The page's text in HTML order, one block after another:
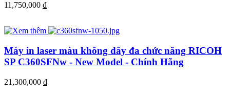
11,750,000 đ
Máy in laser màu không dây đa chức năng RICOH
SP C360SFNw - New Model - Chính Hãng
21,300,000 đ